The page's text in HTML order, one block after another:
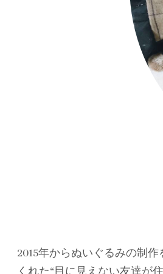
2015年からぬいぐるみの制
くれた“目に見えない友達が